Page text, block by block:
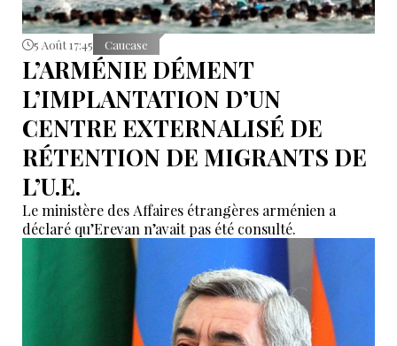
5 Août 17:45 Caucase
L’ARMÉNIE DÉMENT
L’IMPLANTATION D’UN
CENTRE EXTERNALISÉ DE
RÉTENTION DE MIGRANTS DE
L’U.E.
Le ministère des Affaires étrangères arménien a
déclaré qu’Erevan n’avait pas été consulté.